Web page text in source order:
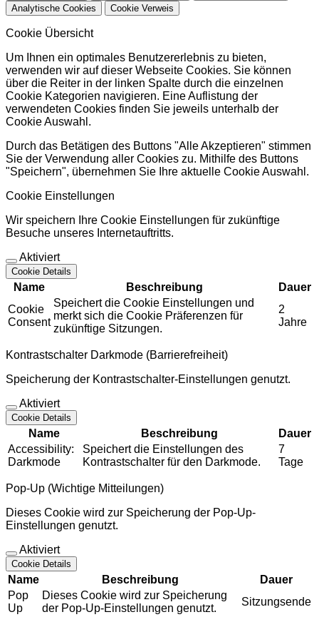
Analytische Cookies Cookie Verweis
Cookie Übersicht
Um Ihnen ein optimales Benutzererlebnis zu bieten,
verwenden wir auf dieser Webseite Cookies. Sie können
über die Reiter in der linken Spalte durch die einzelnen
Cookie Kategorien navigieren. Eine Auflistung der
verwendeten Cookies finden Sie jeweils unterhalb der
Cookie Auswahl.
Durch das Betätigen des Buttons "Alle Akzeptieren" stimmen
Sie der Verwendung aller Cookies zu. Mithilfe des Buttons
"Speichern", übernehmen Sie Ihre aktuelle Cookie Auswahl.
Cookie Einstellungen
Wir speichern Ihre Cookie Einstellungen für zukünftige
Besuche unseres Internetauftritts.
Aktiviert
Cookie Details
Name Beschreibung
Dauer
Cookie
Consent
Speichert die Cookie Einstellungen und
merkt sich die Cookie Präferenzen für
zukünftige Sitzungen.
2
Jahre
Kontrastschalter Darkmode (Barrierefreiheit)
Speicherung der Kontrastschalter-Einstellungen genutzt.
Aktiviert
Cookie Details
Name Beschreibung
Dauer
Accessibility:
Darkmode
Speichert die Einstellungen des
Kontrastschalter für den Darkmode.
7
Tage
Pop-Up (Wichtige Mitteilungen)
Dieses Cookie wird zur Speicherung der Pop-Up-
Einstellungen genutzt.
Aktiviert
Cookie Details
Name Beschreibung
Dauer
Pop
Up
Dieses Cookie wird zur Speicherung
der Pop-Up-Einstellungen genutzt.
Sitzungsende